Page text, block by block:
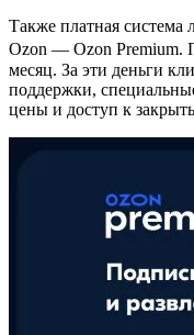
Также платная система
Ozon — Ozon Premium.
месяц. За эти деньги
поддержки,
цены и доступ к